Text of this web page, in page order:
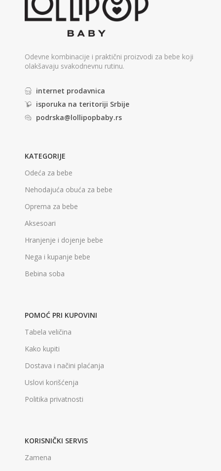
Odevne kombinacije i praktični proizvodi za bebe koji
olakšavaju svakodnevnu rutinu.
internet prodavnica
isporuka na teritoriji Srbije
podrska@lollipopbaby.rs
KATEGORIJE
Odeća za bebe
Nehodajuća obuća za bebe
Oprema za bebe
Aksesoari
Hranjenje i dojenje bebe
Nega i kupanje bebe
Bebina soba
POMOĆ PRI KUPOVINI
Tabela veličina
Kako kupiti
Dostava i načini plaćanja
Uslovi korišćenja
Politika privatnosti
KORISNIČKI SERVIS
Zamena